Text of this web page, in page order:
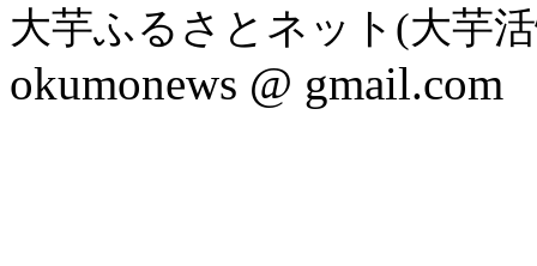
大芋ふるさとネット(大芋
okumonews @ gmail.com